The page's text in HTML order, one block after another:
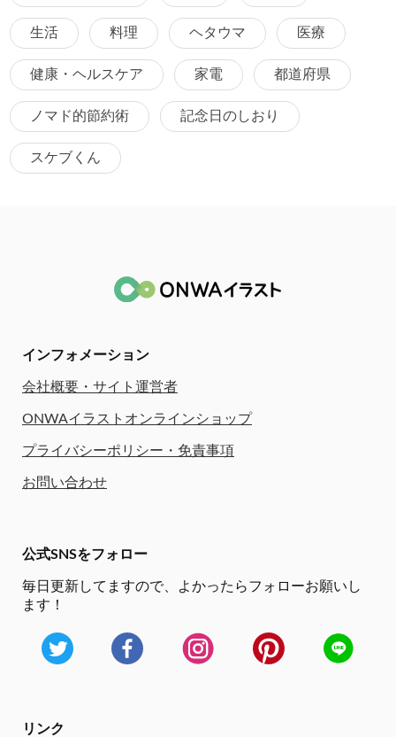
生活 料理 ヘタウマ 医療
健康・ヘルスケア 家電 都道府県
ノマド的節約術 記念日のしおり
スケブくん
インフォメーション
会社概要・サイト運営者
ONWAイラストオンラインショップ
プライバシーポリシー・免責事項
お問い合わせ
公式SNSをフォロー
毎日更新してますので、
よかったらフォローお願いし
ます！
リンク